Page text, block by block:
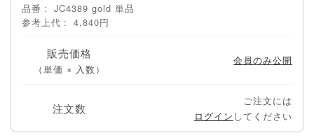
品番
JC4389 gold 単品
参考上代
4,840円
販売価格
（単価 × 入数）
会員のみ公開
注文数
ご注文には
ログイン してください